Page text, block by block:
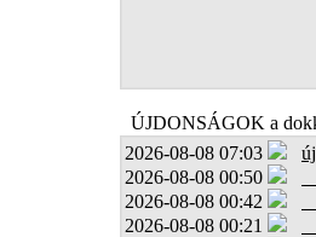
ÚJDONSÁGOK a
2026-08-08 07:03
2026-08-08 00:50
2026-08-08 00:42
2026-08-08 00:21